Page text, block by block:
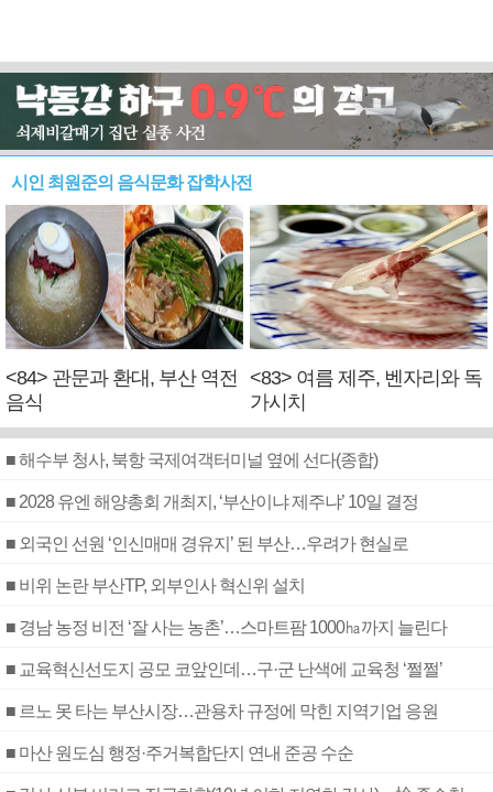
시인 최원준의 음식문화 잡학사전
<84> 관문과 환대, 부산 역전
음식
<83> 여름 제주, 벤자리와 독
가시치
■ 해수부 청사, 북항 국제여객터미널 옆에 선다(종합)
■ 2028 유엔 해양총회 개최지, ‘부산이냐 제주냐’ 10일 결정
■ 외국인 선원 ‘인신매매 경유지’ 된 부산…우려가 현실로
■ 비위 논란 부산TP, 외부인사 혁신위 설치
■ 경남 농정 비전 ‘잘 사는 농촌’…스마트팜 1000㏊까지 늘린다
■ 교육혁신선도지 공모 코앞인데…구·군 난색에 교육청 ‘쩔쩔’
■ 르노 못 타는 부산시장…관용차 규정에 막힌 지역기업 응원
■ 마산 원도심 행정·주거복합단지 연내 준공 수순